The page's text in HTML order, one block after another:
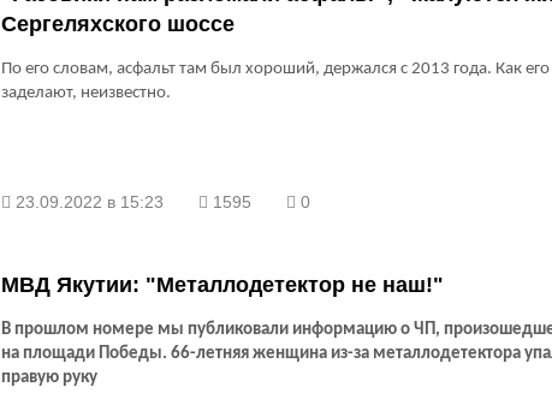
Сергеляхского шоссе
По его словам, асфальт там был хороший, держался с 2013 года. Как
заделают, неизвестно.
23.09.2022 в 15:23 1595 0
МВД Якутии: "Металлодетектор не наш!"
В прошлом номере мы публиковали информацию о ЧП,
на площади Победы. 66-летняя женщина из-за металлодетектора
правую руку